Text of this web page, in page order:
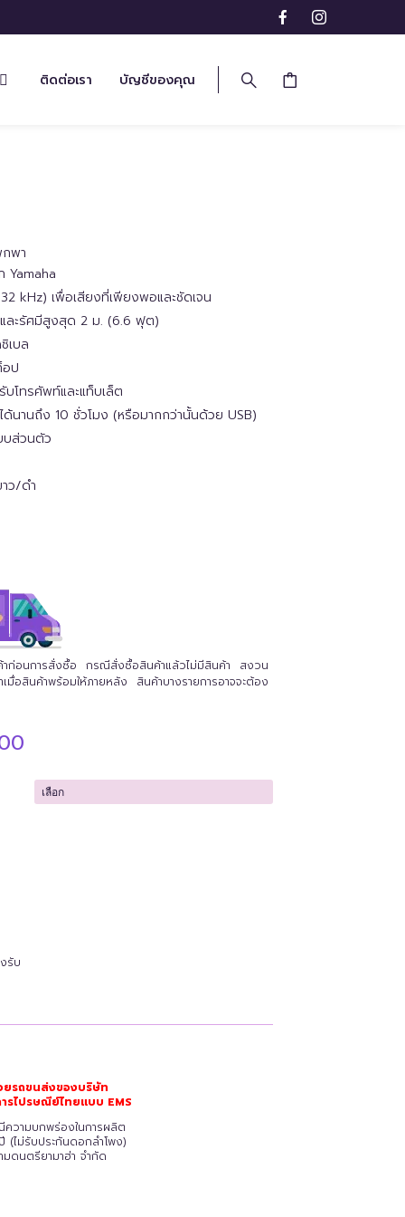
ติดต่อเรา บัญชีของคุณ
พา
Yamaha
kHz) เพื่อเสียงที่เพียงพอและชัดเจน
และรัศมีสูงสุด 2 ม. (6.6 ฟุต)
เบล
อป
โทรศัพท์และแท็บเล็ต
ด้นานถึง 10 ชั่วโมง (หรือมากกว่านั้นด้วย USB)
บส่วนตัว
ว/ดำ
าก่อนการสั่งซื้อ กรณีสั่งซื้อสินค้าแล้วไม่มีสินค้า สงวน
มื่อสินค้าพร้อมให้ภายหลัง สินค้าบางรายการอาจจะต้อง
Price
฿8,500.00
through
฿9,800.00
รับ
รถขนส่งของบริษัท
รไปรษณีย์ไทยแบบ EMS
วามบกพร่องในการผลิต
(ไม่รับประกันดอกลำโพง)
ดนตรียามาฮ่า จำกัด